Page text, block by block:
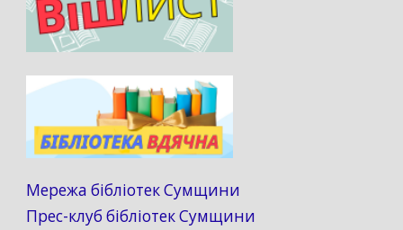
Мережа бібліотек Сумщини
Прес-клуб бібліотек Сумщини